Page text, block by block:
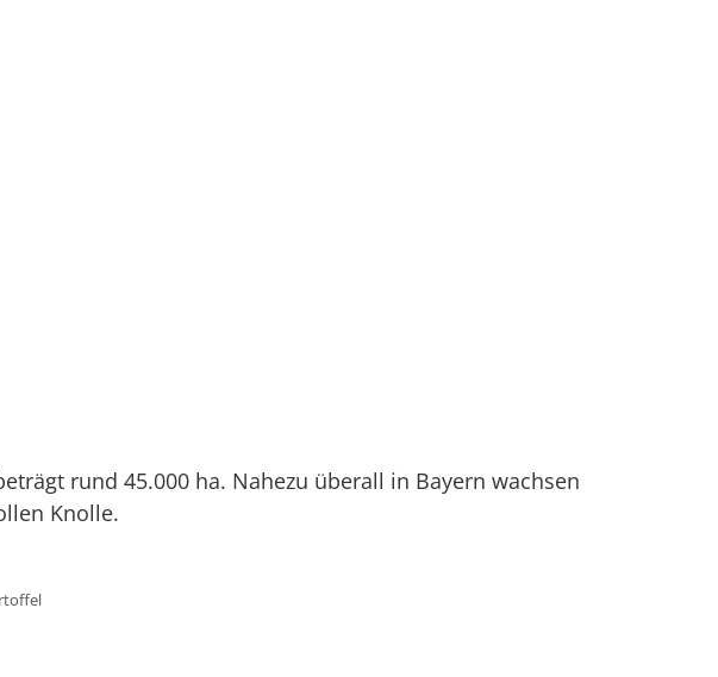
rund 45.000 ha. Nahezu überall in Bayern wachsen
Knolle.